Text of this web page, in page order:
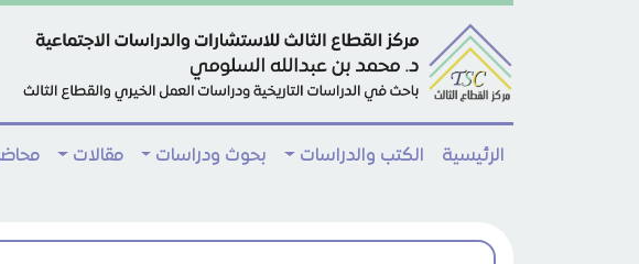
Skip to main content
الرئيسية الكتب والدراسات بحوث ودراسات مقالات